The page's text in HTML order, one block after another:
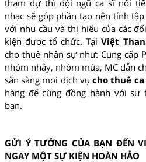
tham dự thì đội ngũ ca sĩ nổi
nhạc sẽ góp phần tạo nên tính
với nhu cầu và thị hiếu của các
kiện được tổ chức. TạiViệt
cho thuê nhân sự như: Cung cấp
nhóm nhảy, nhóm múa, MC dẫn
sẵn sàng mọi dịch vụcho thuê
hàng để cùng đồng hành với sự
bạn.
GỬI Ý TƯỞNG CỦA BẠN ĐẾN
NGAY MỘT SỰ KIỆN HOÀN HẢO